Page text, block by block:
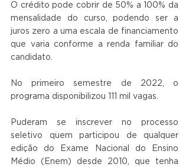
O crédito pode cobrir de 50% a 100% da
mensalidade do curso, podendo ser a
juros zero a uma escala de financiamento
que varia conforme a renda familiar do
candidato.
No primeiro semestre de 2022, o
programa disponibilizou 111 mil vagas.
Puderam se inscrever no processo
seletivo quem participou de qualquer
edição do Exame Nacional do Ensino
Médio (Enem) desde 2010, que tenha